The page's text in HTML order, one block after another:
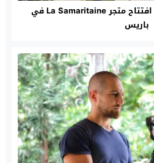
لعشاق الموضة .. اعادة افتتاح متجر La Samaritaine في
باريس